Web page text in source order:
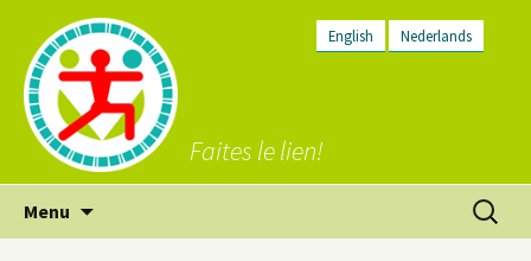
English Nederlands
Faites le lien!
Menu